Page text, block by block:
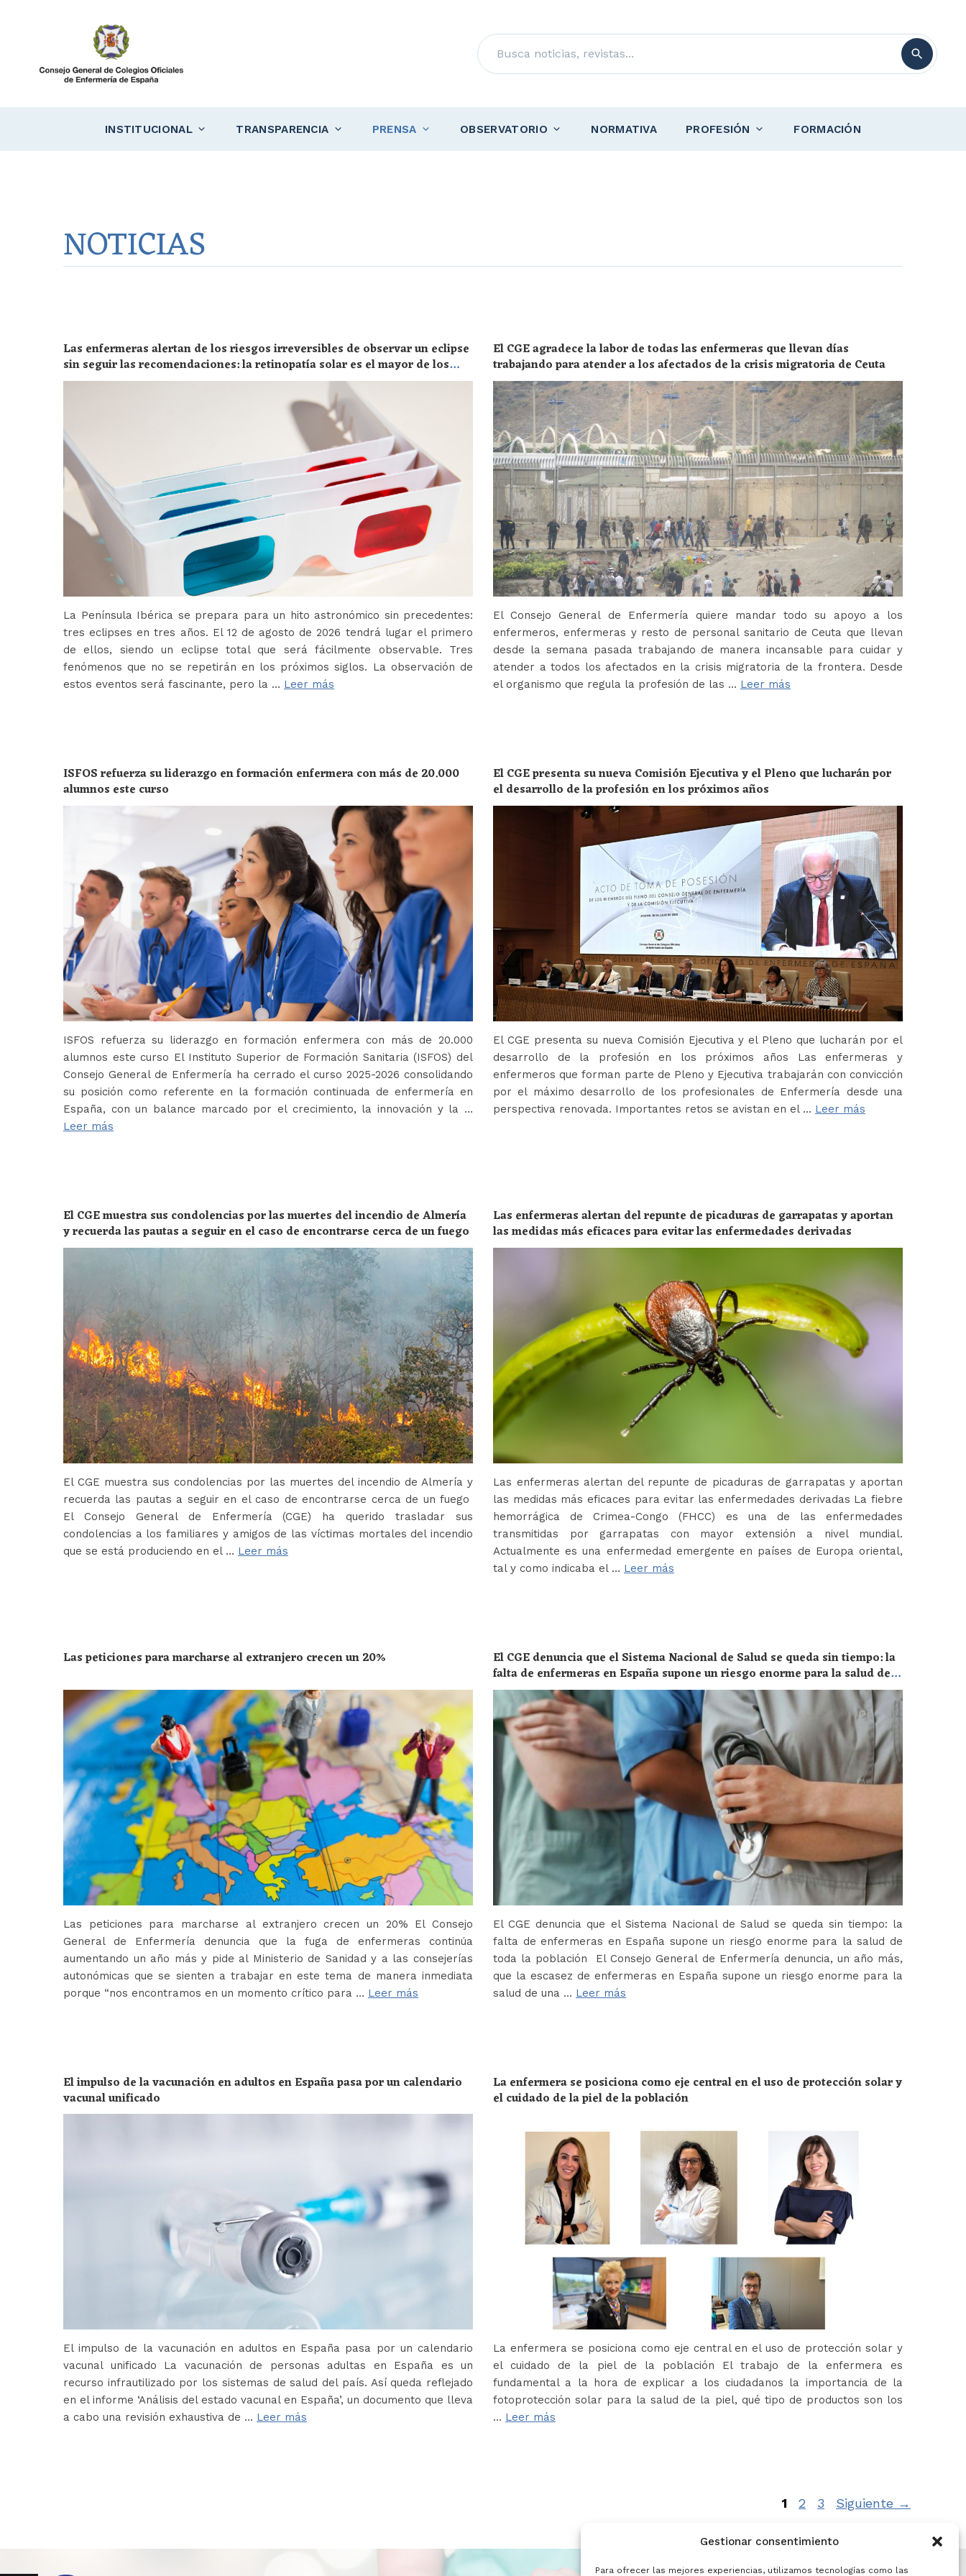
Gestionar consentimiento
Para ofrecer las mejores experiencias, utilizamos tecnologías como las
Buscar
INSTITUCIONAL TRANSPARENCIA PRENSA OBSERVATORIO NORMATIVA PROFESIÓN FORMACIÓN
NOTICIAS
Las enfermeras alertan de los riesgos irreversibles de observar un eclipse
sin seguir las recomendaciones: la retinopatía solar es el mayor de los
peligros
La Península Ibérica se prepara para un hito astronómico sin precedentes:
tres eclipses en tres años. El 12 de agosto de 2026 tendrá lugar el primero
de ellos, siendo un eclipse total que será fácilmente observable. Tres
fenómenos que no se repetirán en los próximos siglos. La observación de
estos eventos será fascinante, pero la … Leer más
El CGE agradece la labor de todas las enfermeras que llevan días
trabajando para atender a los afectados de la crisis migratoria de Ceuta
El Consejo General de Enfermería quiere mandar todo su apoyo a los
enfermeros, enfermeras y resto de personal sanitario de Ceuta que llevan
desde la semana pasada trabajando de manera incansable para cuidar y
atender a todos los afectados en la crisis migratoria de la frontera. Desde
el organismo que regula la profesión de las … Leer más
ISFOS refuerza su liderazgo en formación enfermera con más de 20.000
alumnos este curso
ISFOS refuerza su liderazgo en formación enfermera con más de 20.000
alumnos este curso El Instituto Superior de Formación Sanitaria (ISFOS) del
Consejo General de Enfermería ha cerrado el curso 2025-2026 consolidando
su posición como referente en la formación continuada de enfermería en
España, con un balance marcado por el crecimiento, la innovación y la …
Leer más
El CGE presenta su nueva Comisión Ejecutiva y el Pleno que lucharán por
el desarrollo de la profesión en los próximos años
El CGE presenta su nueva Comisión Ejecutiva y el Pleno que lucharán por el
desarrollo de la profesión en los próximos años Las enfermeras y
enfermeros que forman parte de Pleno y Ejecutiva trabajarán con convicción
por el máximo desarrollo de los profesionales de Enfermería desde una
perspectiva renovada. Importantes retos se avistan en el … Leer más
El CGE muestra sus condolencias por las muertes del incendio de Almería
y recuerda las pautas a seguir en el caso de encontrarse cerca de un fuego
El CGE muestra sus condolencias por las muertes del incendio de Almería y
recuerda las pautas a seguir en el caso de encontrarse cerca de un fuego
El Consejo General de Enfermería (CGE) ha querido trasladar sus
condolencias a los familiares y amigos de las víctimas mortales del incendio
que se está produciendo en el … Leer más
Las enfermeras alertan del repunte de picaduras de garrapatas y aportan
las medidas más eficaces para evitar las enfermedades derivadas
Las enfermeras alertan del repunte de picaduras de garrapatas y aportan
las medidas más eficaces para evitar las enfermedades derivadas La fiebre
hemorrágica de Crimea-Congo (FHCC) es una de las enfermedades
transmitidas por garrapatas con mayor extensión a nivel mundial.
Actualmente es una enfermedad emergente en países de Europa oriental,
tal y como indicaba el … Leer más
Las peticiones para marcharse al extranjero crecen un 20%
Las peticiones para marcharse al extranjero crecen un 20% El Consejo
General de Enfermería denuncia que la fuga de enfermeras continúa
aumentando un año más y pide al Ministerio de Sanidad y a las consejerías
autonómicas que se sienten a trabajar en este tema de manera inmediata
porque “nos encontramos en un momento crítico para … Leer más
El CGE denuncia que el Sistema Nacional de Salud se queda sin tiempo: la
falta de enfermeras en España supone un riesgo enorme para la salud de
toda la población
El CGE denuncia que el Sistema Nacional de Salud se queda sin tiempo: la
falta de enfermeras en España supone un riesgo enorme para la salud de
toda la población El Consejo General de Enfermería denuncia, un año más,
que la escasez de enfermeras en España supone un riesgo enorme para la
salud de una … Leer más
El impulso de la vacunación en adultos en España pasa por un calendario
vacunal unificado
El impulso de la vacunación en adultos en España pasa por un calendario
vacunal unificado La vacunación de personas adultas en España es un
recurso infrautilizado por los sistemas de salud del país. Así queda reflejado
en el informe ‘Análisis del estado vacunal en España’, un documento que lleva
a cabo una revisión exhaustiva de … Leer más
La enfermera se posiciona como eje central en el uso de protección solar y
el cuidado de la piel de la población
La enfermera se posiciona como eje central en el uso de protección solar y
el cuidado de la piel de la población El trabajo de la enfermera es
fundamental a la hora de explicar a los ciudadanos la importancia de la
fotoprotección solar para la salud de la piel, qué tipo de productos son los
… Leer más
Página
1 Página
2 Página
3 Siguiente →